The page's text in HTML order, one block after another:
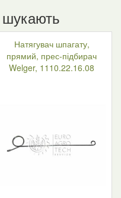
Натягувач шпагату,
прямий, прес-підбирач
Welger, 1110.22.16.08